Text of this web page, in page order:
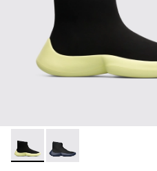
ABS - K300260-003 - Black
ABS - K300260-006 -